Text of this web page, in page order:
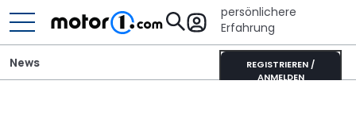
persönlichere
Erfahrung
REGISTRIEREN /
ANMELDEN
News